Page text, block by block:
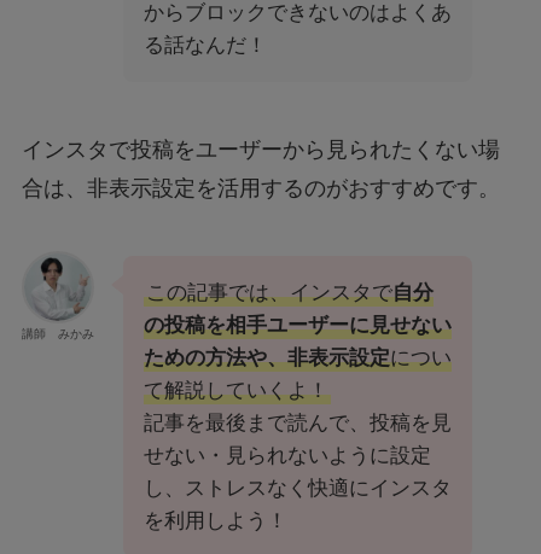
からブロックできないのはよくあ
る話なんだ！
インスタで投稿をユーザーから見られたくない場
合は、非表示設定を活用するのがおすすめです。
講師 みかみ
この記事では、インスタで自分
の投稿を相手ユーザーに見せない
ための方法や、非表示設定につい
て解説していくよ！
記事を最後まで読んで、投稿を見
せない・見られないように設定
し、ストレスなく快適にインスタ
を利用しよう！